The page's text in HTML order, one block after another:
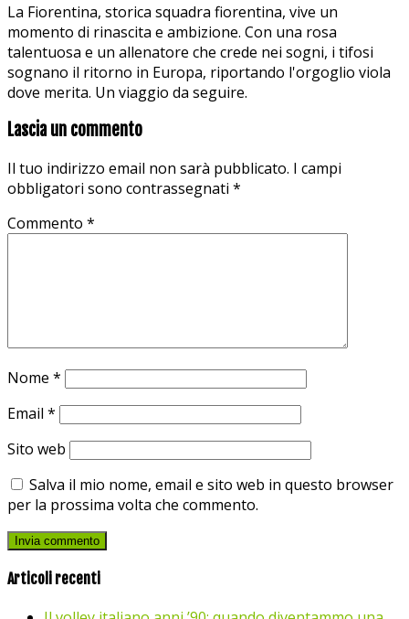
La Fiorentina, storica squadra fiorentina, vive un
momento di rinascita e ambizione. Con una rosa
talentuosa e un allenatore che crede nei sogni, i tifosi
sognano il ritorno in Europa, riportando l'orgoglio viola
dove merita. Un viaggio da seguire.
Lascia un commento
Il tuo indirizzo email non sarà pubblicato. I campi
obbligatori sono contrassegnati *
Commento *
Nome *
Email *
Sito web
Salva il mio nome, email e sito web in questo browser
per la prossima volta che commento.
Articoli recenti